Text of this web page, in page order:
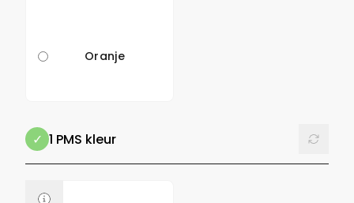
Oranje
1 PMS kleur Reset